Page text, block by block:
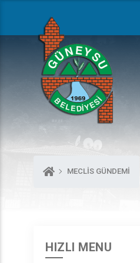
MECLIS GÜNDEMI
HIZLI MENU